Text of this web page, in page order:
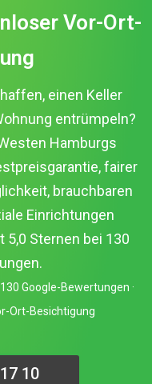
Vor-Ort-
einen Keller
entrümpeln?
Hamburgs
fairer
brauchbaren
Einrichtungen
5,0 Sternen bei 130
Google-Bewertungen ·
Ort-Besichtigung
10